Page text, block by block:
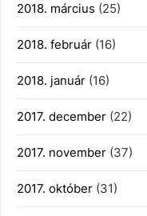
2018. március (25)
2018. február (16)
2018. január (16)
2017. december (22)
2017. november (37)
2017. október (31)